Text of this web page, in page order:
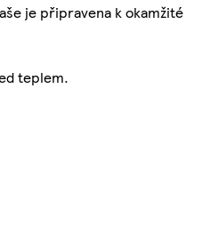
je připravena k okamžité
teplem.